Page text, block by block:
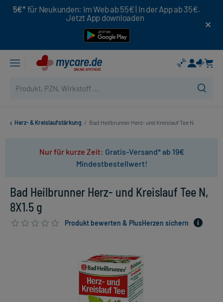
5€* für Neukunden: Im Web ab 55€ | In der App ab 35€.
Jetzt App downloaden
Herz- & Kreislaufstärkung / Bad Heilbrunner Herz- und Kreislauf Tee N
Nur für kurze Zeit: Gratis-Versand* ab 19€
Mindestbestellwert!
Bad Heilbrunner Herz- und Kreislauf Tee N,
8X1.5 g
Produkt bewerten & PlusHerzen sichern